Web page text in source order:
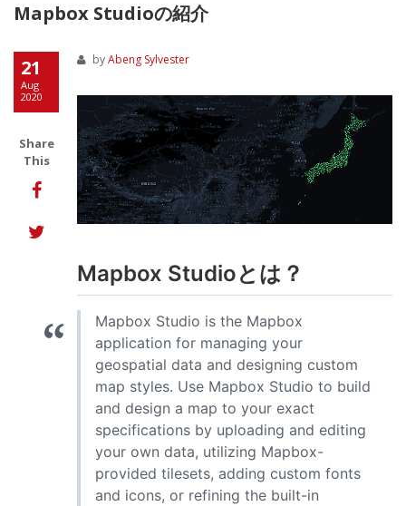
Mapbox Studioの紹介
21
Aug
2020
Share
This
byAbeng Sylvester
Mapbox Studioとは？
Mapbox Studio is the Mapbox
application for managing your
geospatial data and designing custom
map styles. Use Mapbox Studio to build
and design a map to your exact
specifications by uploading and editing
your own data, utilizing Mapbox-
provided tilesets, adding custom fonts
and icons, or refining the built-in